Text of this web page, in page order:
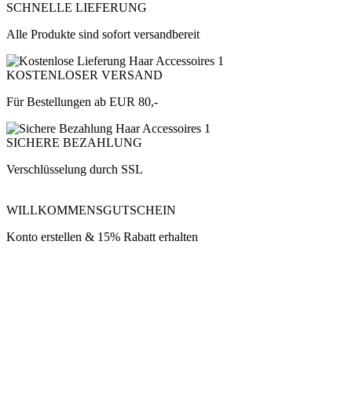
SCHNELLE LIEFERUNG
Alle Produkte sind sofort versandbereit
KOSTENLOSER VERSAND
Für Bestellungen ab EUR 80,-
SICHERE BEZAHLUNG
Verschlüsselung durch SSL
WILLKOMMENSGUTSCHEIN
Konto erstellen & 15% Rabatt erhalten